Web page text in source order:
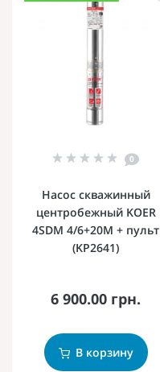
0
Насос скважинный
центробежный KOER
4SDM 4/6+20M + пульт
(KP2641)
6 900.00 грн.
В корзину